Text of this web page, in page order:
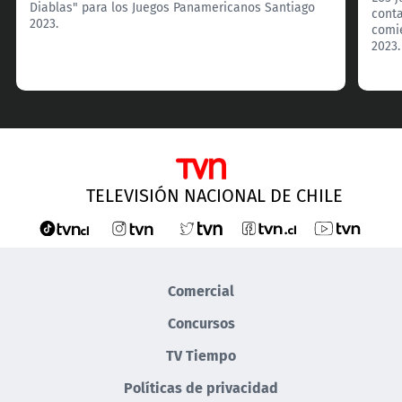
Diablas" para los Juegos Panamericanos Santiago
2023.
2023.
TELEVISIÓN NACIONAL DE CHILE
Comercial
Concursos
TV Tiempo
Políticas de privacidad